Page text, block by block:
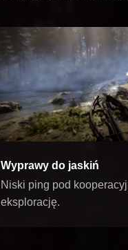
Wyprawy do jaskiń
Niski ping pod
eksplorację.